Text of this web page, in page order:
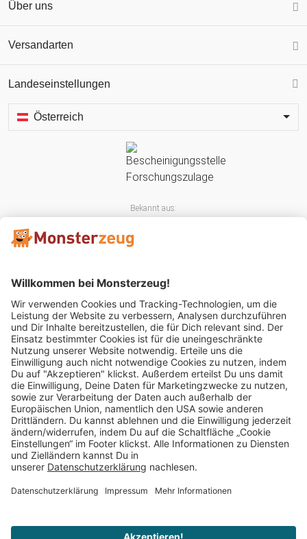
Über uns
Versandarten
Landeseinstellungen
Österreich
Bekannt aus:
Mitglied im:
Impressum AGB Widerrufsbelehrung